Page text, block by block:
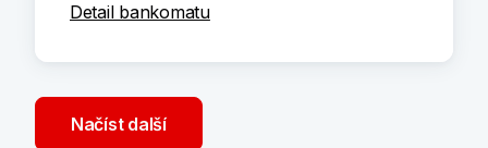
Detail bankomatu
Načíst další